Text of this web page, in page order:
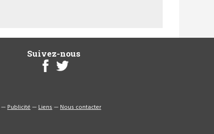
Suivez-nous
—Publicité—Liens—Nous contacter